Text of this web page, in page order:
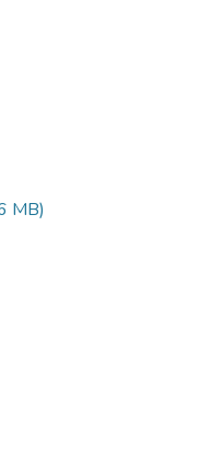
MB)